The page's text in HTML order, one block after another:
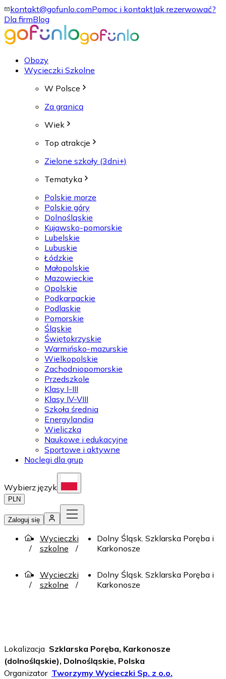
kontakt@gofunlo.comPomoc i kontaktJak rezerwować?
Dla firmBlog
Obozy
Wycieczki Szkolne
W Polsce
Za granicą
Wiek
Top atrakcje
Zielone szkoły (3dni+)
Tematyka
Polskie morze
Polskie góry
Dolnośląskie
Kujawsko-pomorskie
Lubelskie
Lubuskie
Łódzkie
Małopolskie
Mazowieckie
Opolskie
Podkarpackie
Podlaskie
Pomorskie
Śląskie
Świętokrzyskie
Warmińsko-mazurskie
Wielkopolskie
Zachodniopomorskie
Przedszkole
Klasy I-III
Klasy IV-VIII
Szkoła średnia
Energylandia
Wieliczka
Naukowe i edukacyjne
Sportowe i aktywne
Noclegi dla grup
Wybierz język
PLN
Zaloguj się
Wycieczki
szkolne
Dolny Śląsk. Szklarska Poręba i
Karkonosze
Wycieczki
szkolne
Dolny Śląsk. Szklarska Poręba i
Karkonosze
Lokalizacja Szklarska Poręba, Karkonosze
(dolnośląskie), Dolnośląskie, Polska
Organizator Tworzymy Wycieczki Sp. z o.o.